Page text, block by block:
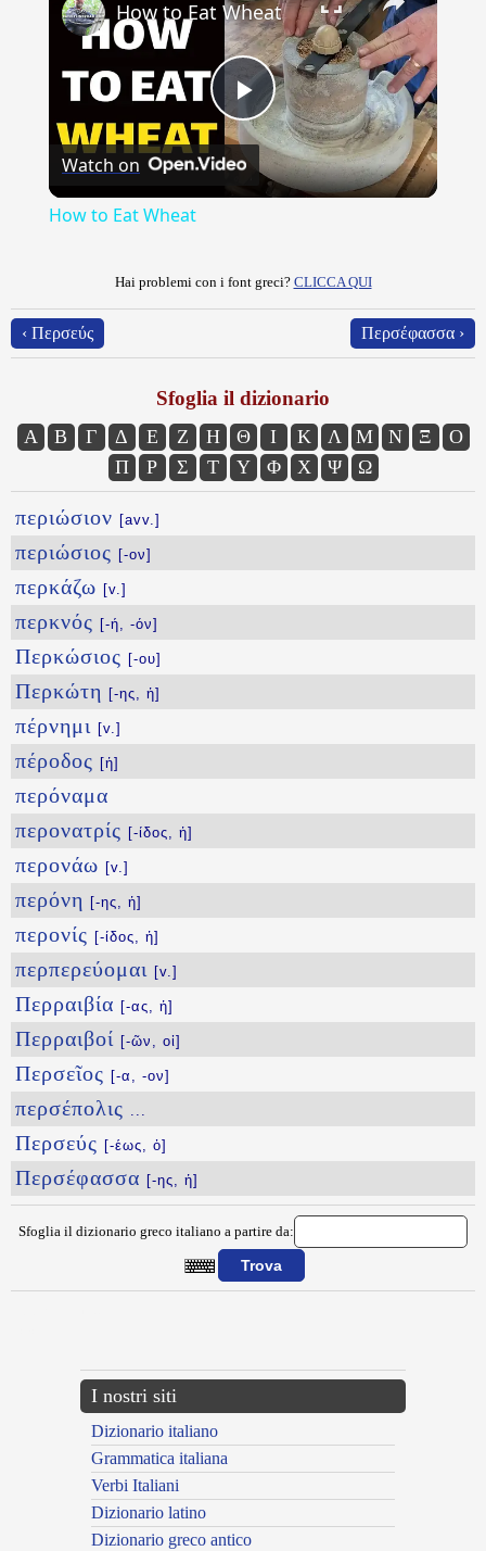
Play
Video
How to Eat Wheat
Watch on
How to Eat Wheat
Hai problemi con i font greci? CLICCA QUI
‹ Περσεύς Περσέφασσα ›
Sfoglia il dizionario
Α Β Γ Δ Ε Ζ Η Θ Ι Κ Λ Μ Ν Ξ
Ο
Π
Ρ Σ Τ Υ Φ Χ Ψ Ω
περιώσιον [avv.]
περιώσιος [-ον]
περκάζω [v.]
περκνός [-ή, -όν]
Περκώσιος [-ου]
Περκώτη [-ης, ἡ]
πέρνημι [v.]
πέροδος [ἡ]
περόναμα
περονατρίς [-ίδος, ἡ]
περονάω [v.]
περόνη [-ης, ἡ]
περονίς [-ίδος, ἡ]
περπερεύομαι [v.]
Περραιβία [-ας, ἡ]
Περραιβοί [-ῶν, οἱ]
Περσεῖος [-α, -ον]
περσέπολις ...
Περσεύς [-έως, ὁ]
Περσέφασσα [-ης, ἡ]
Sfoglia il dizionario greco italiano a partire da:
I nostri siti
Dizionario italiano
Grammatica italiana
Verbi Italiani
Dizionario latino
Dizionario greco antico